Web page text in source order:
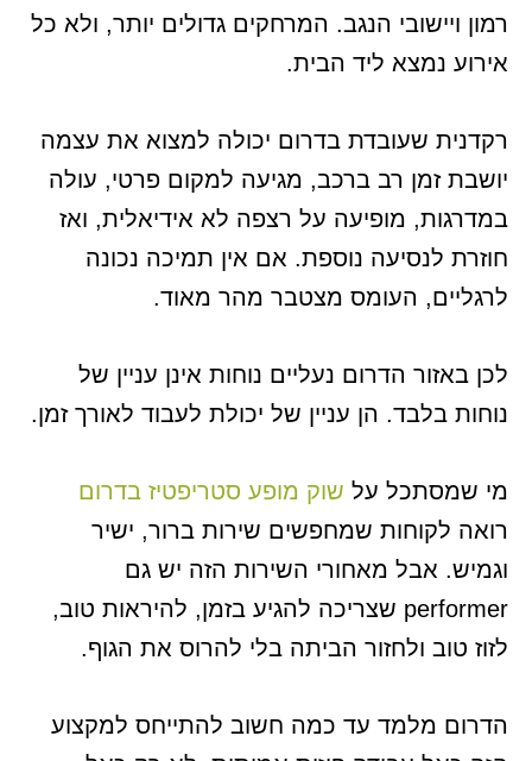
רמון ויישובי הנגב. המרחקים גדולים יותר, ולא כל
אירוע נמצא ליד הבית.
רקדנית שעובדת בדרום יכולה למצוא את עצמה
יושבת זמן רב ברכב, מגיעה למקום פרטי, עולה
במדרגות, מופיעה על רצפה לא אידיאלית, ואז
חוזרת לנסיעה נוספת. אם אין תמיכה נכונה
לרגליים, העומס מצטבר מהר מאוד.
לכן באזור הדרום נעליים נוחות אינן עניין של
נוחות בלבד. הן עניין של יכולת לעבוד לאורך זמן.
מי שמסתכל על שוק מופע סטריפטיז בדרום
רואה לקוחות שמחפשים שירות ברור, ישיר
וגמיש. אבל מאחורי השירות הזה יש גם
performer שצריכה להגיע בזמן, להיראות טוב,
לזוז טוב ולחזור הביתה בלי להרוס את הגוף.
הדרום מלמד עד כמה חשוב להתייחס למקצוע